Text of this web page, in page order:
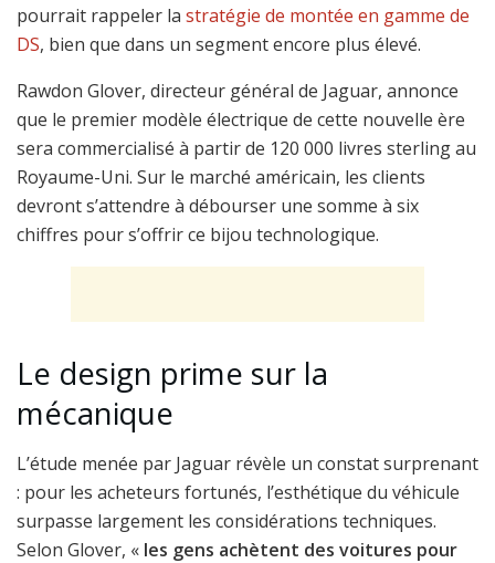
pourrait rappeler la stratégie de montée en gamme de
DS, bien que dans un segment encore plus élevé.
Rawdon Glover, directeur général de Jaguar, annonce
que le premier modèle électrique de cette nouvelle ère
sera commercialisé à partir de 120 000 livres sterling au
Royaume-Uni. Sur le marché américain, les clients
devront s’attendre à débourser une somme à six
chiffres pour s’offrir ce bijou technologique.
Le design prime sur la
mécanique
L’étude menée par Jaguar révèle un constat surprenant
: pour les acheteurs fortunés, l’esthétique du véhicule
surpasse largement les considérations techniques.
Selon Glover, « les gens achètent des voitures pour